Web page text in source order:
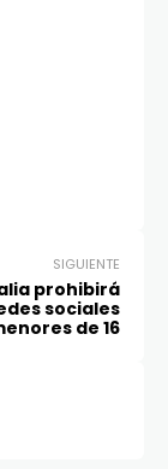
SIGUIENTE
prohibirá
sociales
de 16